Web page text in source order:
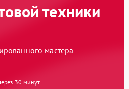
техники
мастера
30 минут